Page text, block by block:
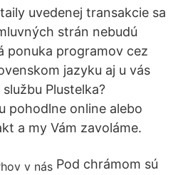
uvedenej transakcie sa
strán nebudú
ponuka programov cez
jazyku aj u vás
Plustelka?
pohodlne online alebo
a my Vám zavoláme.
Pod chrámom sú